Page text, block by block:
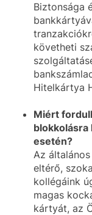
Biztonsága
követheti
Hitelkártya
Miért
blokkolásra
esetén?
Az
eltérő,
kollégáink
magas
kártyát, az